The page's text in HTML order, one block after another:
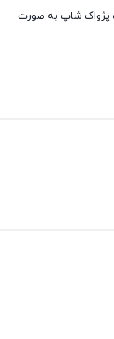
پژواک شاپ به صورت